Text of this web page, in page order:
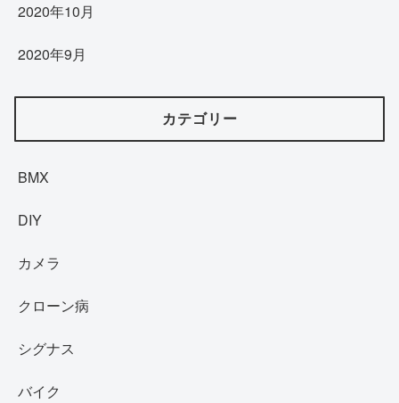
2020年10月
2020年9月
カテゴリー
BMX
DIY
カメラ
クローン病
シグナス
バイク